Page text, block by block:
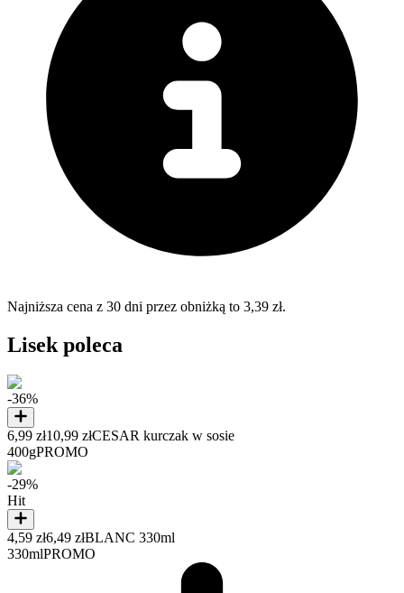
Najniższa cena z 30 dni przez obniżką to 3,39 zł.
Lisek poleca
-36%
6,99 zł10,99 złCESAR kurczak w sosie
400gPROMO
-29%
Hit
4,59 zł6,49 złBLANC 330ml
330mlPROMO